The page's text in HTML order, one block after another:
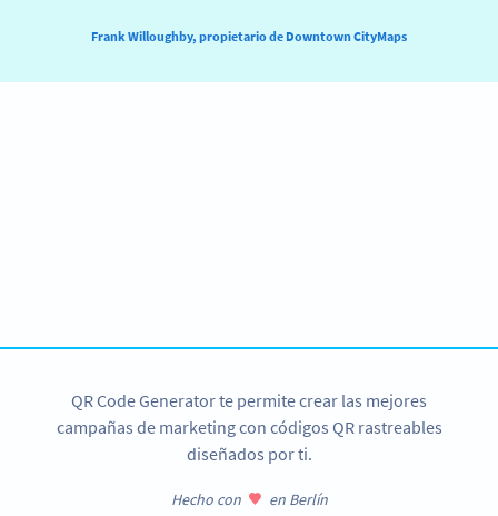
Frank Willoughby, propietario de Downtown CityMaps
QR Code Generator te permite crear las mejores
campañas de marketing con códigos QR rastreables
diseñados por ti.
Hecho con en Berlín